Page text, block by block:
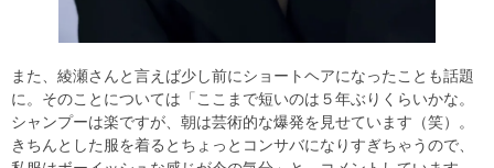
また、綾瀬さんと言えば少し前にショートヘアになったことも話題
に。そのことについては「ここまで短いのは５年ぶりくらいかな。
シャンプーは楽ですが、朝は芸術的な爆発を見せています（笑）。
きちんとした服を着るとちょっとコンサバになりすぎちゃうので、